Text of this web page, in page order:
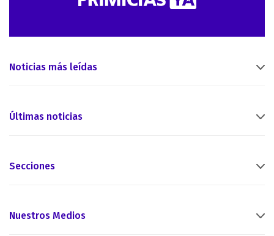
Noticias más leídas
Últimas noticias
Secciones
Nuestros Medios